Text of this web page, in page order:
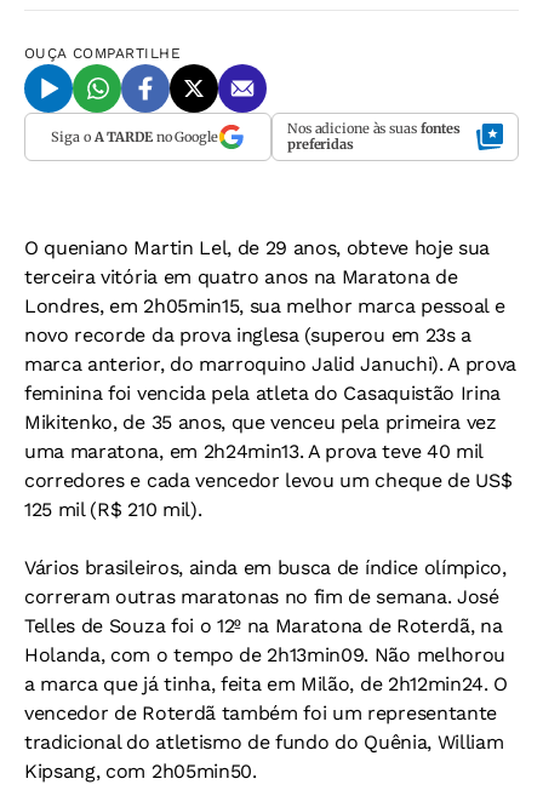
OUÇA COMPARTILHE
Siga o A TARDEno Google Nos adicione às suas fontes
preferidas
O queniano Martin Lel, de 29 anos, obteve hoje sua
terceira vitória em quatro anos na Maratona de
Londres, em 2h05min15, sua melhor marca pessoal e
novo recorde da prova inglesa (superou em 23s a
marca anterior, do marroquino Jalid Januchi). A prova
feminina foi vencida pela atleta do Casaquistão Irina
Mikitenko, de 35 anos, que venceu pela primeira vez
uma maratona, em 2h24min13. A prova teve 40 mil
corredores e cada vencedor levou um cheque de US$
125 mil (R$ 210 mil).
Vários brasileiros, ainda em busca de índice olímpico,
correram outras maratonas no fim de semana. José
Telles de Souza foi o 12º na Maratona de Roterdã, na
Holanda, com o tempo de 2h13min09. Não melhorou
a marca que já tinha, feita em Milão, de 2h12min24. O
vencedor de Roterdã também foi um representante
tradicional do atletismo de fundo do Quênia, William
Kipsang, com 2h05min50.